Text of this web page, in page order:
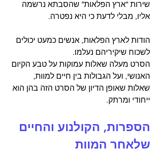
שירות "ארץ הפלאות" שהסבתא נרשמה
אליו, מבלי לדעת כי היא נפטרה.
הודות לארץ הפלאות, אנשים כמעט יכולים
לשכוח שיקיריהם נעלמו.
הסרט מעלה שאלות עמוקות על טבע הקיום
האנושי, ועל הגבולות בין חיים למוות,
שאלות שאופן הדיון של הסרט הזה בהן הוא
ייחודי ומרתק.
הספרות, הקולנוע והחיים
שלאחר המוות